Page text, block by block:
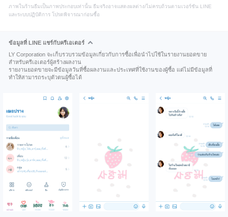
ภาพในร้านธีมเป็นภาพประกอบเท่านั้น ธีมจริงอาจแสดงผลต่าง/ไม่ครบถ้วนตามเวอร์ชัน LINE
และระบบปฏิบัติการ โปรดพิจารณาก่อนซื้อ
ข้อมูลที่ LINE แชร์กับครีเอเตอร์
LY Corporation จะเก็บรวบรวมข้อมูลเกี่ยวกับการซื้อเพื่อนำไปใช้ในรายงานยอดขาย
สำหรับครีเอเตอร์ผู้สร้างผลงาน
รายงานยอดขายจะมีข้อมูลวันที่ซื้อผลงานและประเทศที่ใช้งานของผู้ซื้อ แต่ไม่มีข้อมูลที่
ทำให้สามารถระบุตัวตนผู้ซื้อได้